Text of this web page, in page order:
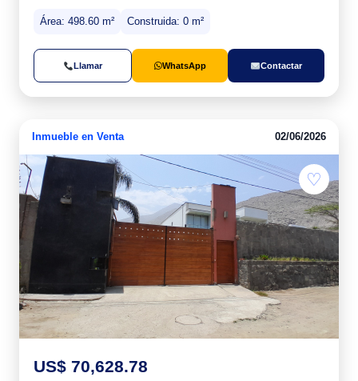
Área: 498.60 m² Construida: 0 m²
Llamar WhatsApp Contactar
Inmueble en Venta 02/06/2026
♡
US$ 70,628.78